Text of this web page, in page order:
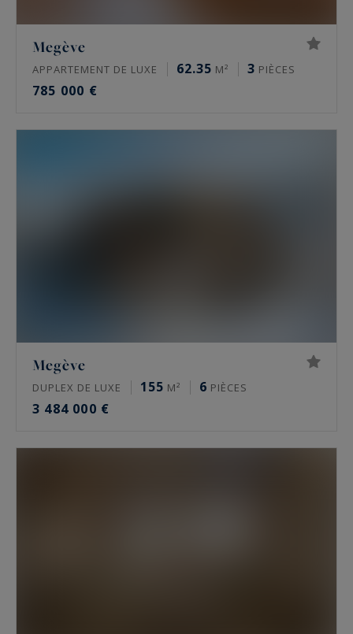
Megève
APPARTEMENT DE LUXE 62.35 M² 3 PIÈCES
785 000 €
Megève
DUPLEX DE LUXE 155 M² 6 PIÈCES
3 484 000 €